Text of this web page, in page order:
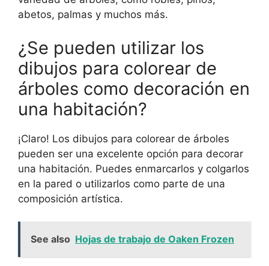
abetos, palmas y muchos más.
¿Se pueden utilizar los
dibujos para colorear de
árboles como decoración en
una habitación?
¡Claro! Los dibujos para colorear de árboles
pueden ser una excelente opción para decorar
una habitación. Puedes enmarcarlos y colgarlos
en la pared o utilizarlos como parte de una
composición artística.
See also Hojas de trabajo de Oaken Frozen